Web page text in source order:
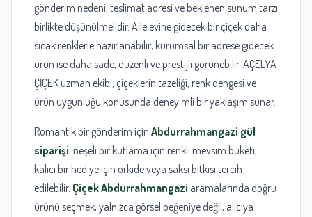
gönderim nedeni, teslimat adresi ve beklenen sunum tarzı
birlikte düşünülmelidir. Aile evine gidecek bir çiçek daha
sıcak renklerle hazırlanabilir; kurumsal bir adrese gidecek
ürün ise daha sade, düzenli ve prestijli görünebilir. AÇELYA
ÇİÇEK uzman ekibi, çiçeklerin tazeliği, renk dengesi ve
ürün uygunluğu konusunda deneyimli bir yaklaşım sunar.
Romantik bir gönderim için Abdurrahmangazi gül
siparişi, neşeli bir kutlama için renkli mevsim buketi,
kalıcı bir hediye için orkide veya saksı bitkisi tercih
edilebilir. Çiçek Abdurrahmangazi aramalarında doğru
ürünü seçmek, yalnızca görsel beğeniye değil, alıcıya